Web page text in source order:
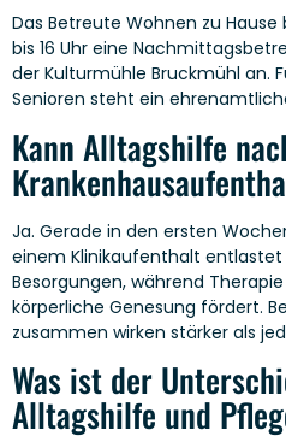
Das Betreute Wohnen zu
bis 16 Uhr eine
der Kulturmühle Bruckmühl an.
Senioren steht ein
Kann Alltagshilfe
Ja. Gerade in den ersten
einem Klinikaufenthalt
Besorgungen, während Therapie
körperliche Genesung fördert.
zusammen wirken stärker als
Was ist der
Alltagshilfe und